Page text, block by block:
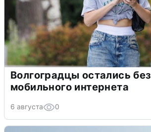
Волгоградцы остались без
мобильного интернета
6 августа 0